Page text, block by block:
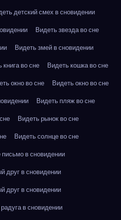
детский смех в сновидении
Видеть звезда во сне
Видеть змей в сновидении
книга во сне
Видеть кошка во сне
окно во сне
Видеть окно во сне
Видеть пляж во сне
Видеть рынок во сне
Видеть солнце во сне
письмо в сновидении
друг в сновидении
друг в сновидении
в сновидении